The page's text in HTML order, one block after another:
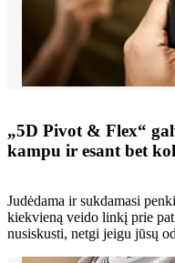
„5D Pivot & Flex“
kampu ir esant bet
Judėdama ir sukdamasi
kiekvieną veido linkį prie
nusiskusti, netgi jeigu jūsų